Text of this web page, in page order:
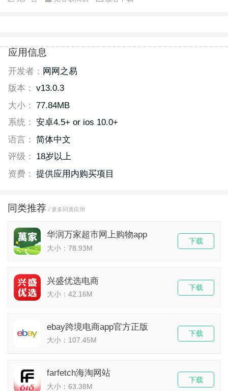
应用信息
开发者： 网网之易
版本： v13.0.3
大小： 77.84MB
系统： 安卓4.5+ or ios 10.0+
语言： 简体中文
评级：
18岁以上
资费： 提供应用内购买项目
同类推荐 / 更多同类应用
华润万家超市网上购物app
大小：78.93M
下载
兴盛优选电商
大小：42.16M
下载
ebay跨境电商app官方正版
大小：107.45M
下载
farfetch海淘网站
大小：63.38M
下载